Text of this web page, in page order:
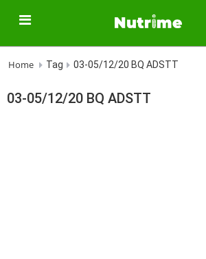
Home Tag 03-05/12/20 BQ ADSTT
03-05/12/20 BQ ADSTT